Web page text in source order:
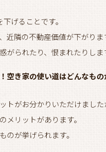
げることです。
近隣の不動産価値が下がりま
がられたり、恨まれたりしま
空き家の使い道はどんなもの
トがお分かりいただけました
メリットがあります。
のが挙げられます。